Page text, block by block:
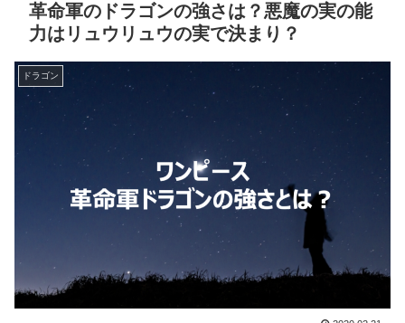
革命軍のドラゴンの強さは？悪魔の実の能
力はリュウリュウの実で決まり？
ドラゴン